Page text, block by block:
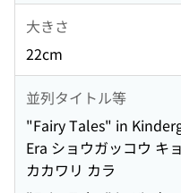
大きさ
22cm
並列タイトル等
"Fairy Tales" in
Era ショウガッコウ キ
カカワリ カラ